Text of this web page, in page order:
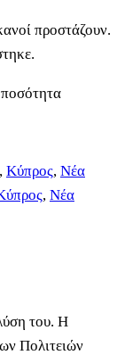
προστάζουν.
, Κύπρος, Νέα
, Νέα
του. Η
Πολιτειών